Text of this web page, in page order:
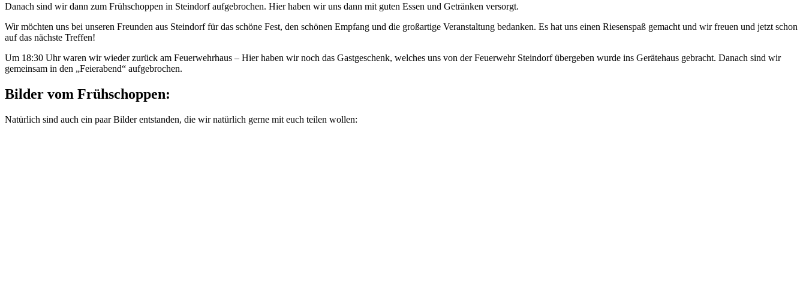
Danach sind wir dann zum Frühschoppen in Steindorf aufgebrochen. Hier haben wir uns dann mit guten Essen und Getränken versorgt.
Wir möchten uns bei unseren Freunden aus Steindorf für das schöne Fest, den schönen Empfang und die großartige Veranstaltung bedanken. Es hat uns einen Riesenspaß gemacht und wir freuen und jetzt schon
auf das nächste Treffen!
Um 18:30 Uhr waren wir wieder zurück am Feuerwehrhaus – Hier haben wir noch das Gastgeschenk, welches uns von der Feuerwehr Steindorf übergeben wurde ins Gerätehaus gebracht. Danach sind wir
gemeinsam in den „Feierabend“ aufgebrochen.
Bilder vom Frühschoppen:
Natürlich sind auch ein paar Bilder entstanden, die wir natürlich gerne mit euch teilen wollen: